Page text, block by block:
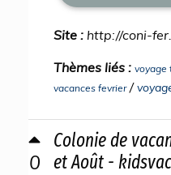
Site : http://coni-
Thèmes liés : voyage
vacances fevrier/
0
Colonie de
et Août -